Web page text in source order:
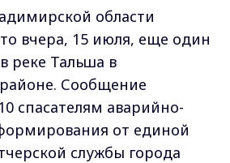
области
вчера, 15 июля, еще один
реке Тальша в
Сообщение
спасателям аварийно-
от единой
службы города